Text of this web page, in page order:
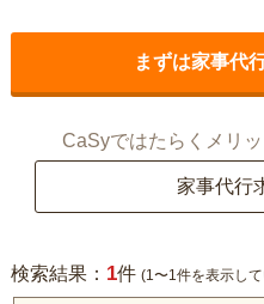
まずは家事代
CaSyではたらくメリ
家事代行
検索結果： 1件 (1〜1件を表示し